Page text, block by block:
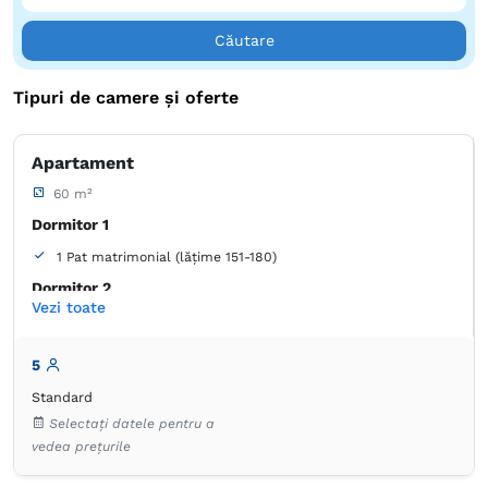
Căutare
Tipuri de camere și oferte
Apartament
60 m²
Dormitor 1
1 Pat matrimonial (lățime 151-180)
Dormitor 2
1 Pat matrimonial (lățime 151-180)
Balcon / terasă
Baie
Vezi toate
5
Standard
Selectați datele pentru a
vedea prețurile